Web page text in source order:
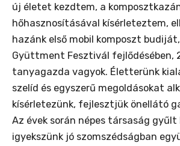
új életet kezdtem, a
hőhasznosításával kísérleteztem,
hazánk első mobil komposzt
Gyüttment Fesztivál fejlődésében,
tanyagazda vagyok. Életterünk
szelíd és egyszerű megoldásokat
kísérletezünk, fejlesztjük önellátó
Az évek során népes társaság gyűlt
igyekszünk jó szomszédságban